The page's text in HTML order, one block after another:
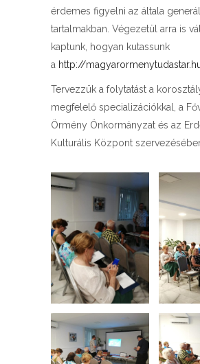
érdemes figyelni az általa
tartalmakban. Végezetül arra is
kaptunk, hogyan kutassunk
a http://mag
Tervezzük a folytatást a
megfelelő specializációkkal, a
Örmény Önkormányzat és az
Kulturális Központ